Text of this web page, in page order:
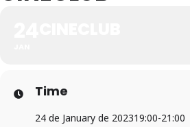
Time
24 de January de 202319:00-21:00